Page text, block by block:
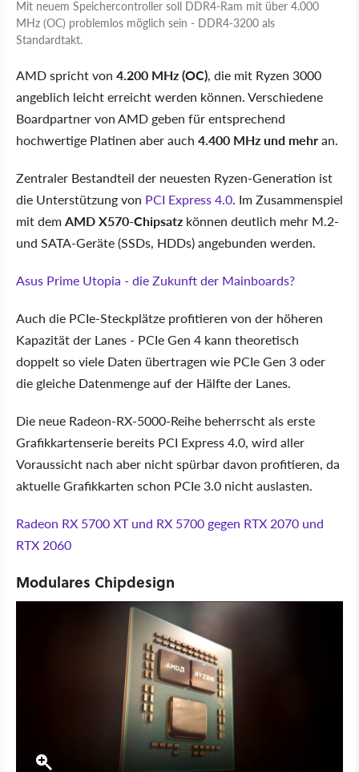
Mit neuem Speichercontroller soll DDR4-Ram mit über 4.000
MHz (OC) problemlos möglich sein - DDR4-3200 als
Standardtakt.
AMD spricht von 4.200 MHz (OC), die mit Ryzen 3000
angeblich leicht erreicht werden können. Verschiedene
Boardpartner von AMD geben für entsprechend
hochwertige Platinen aber auch 4.400 MHz und mehran.
Zentraler Bestandteil der neuesten Ryzen-Generation ist
die Unterstützung von PCI Express 4.0. Im Zusammenspiel
mit demAMD X570-Chipsatz können deutlich mehr M.2-
und SATA-Geräte (SSDs, HDDs) angebunden werden.
Asus Prime Utopia - die Zukunft der Mainboards?
Auch die PCIe-Steckplätze profitieren von der höheren
Kapazität der Lanes - PCIe Gen 4 kann theoretisch
doppelt so viele Daten übertragen wie PCIe Gen 3 oder
die gleiche Datenmenge auf der Hälfte der Lanes.
Die neue Radeon-RX-5000-Reihe beherrscht als erste
Grafikkartenserie bereits PCI Express 4.0, wird aller
Voraussicht nach aber nicht spürbar davon profitieren, da
aktuelle Grafikkarten schon PCIe 3.0 nicht auslasten.
Radeon RX 5700 XT und RX 5700 gegen RTX 2070 und
RTX 2060
Modulares Chipdesign